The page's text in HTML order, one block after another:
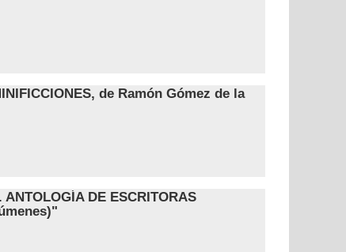
de Ramón Gómez de la
DE ESCRITORAS